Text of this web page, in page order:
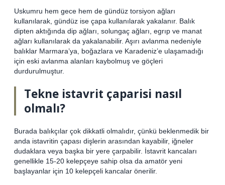
Uskumru hem gece hem de gündüz torsiyon ağları
kullanılarak, gündüz ise çapa kullanılarak yakalanır. Balık
dipten aktığında dip ağları, solungaç ağları, egrıp ve manat
ağları kullanılarak da yakalanabilir. Aşırı avlanma nedeniyle
balıklar Marmara’ya, boğazlara ve Karadeniz’e ulaşamadığı
için eski avlanma alanları kaybolmuş ve göçleri
durdurulmuştur.
Tekne istavrit çaparisi nasıl
olmalı?
Burada balıkçılar çok dikkatli olmalıdır, çünkü beklenmedik bir
anda istavritin çapası dişlerin arasından kayabilir, iğneler
dudaklara veya başka bir yere çarpabilir. İstavrit kancaları
genellikle 15-20 kelepçeye sahip olsa da amatör yeni
başlayanlar için 10 kelepçeli kancalar önerilir.